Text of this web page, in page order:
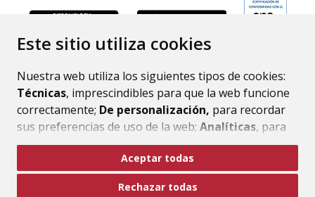
Este sitio utiliza cookies
Nuestra web utiliza los siguientes tipos de cookies:
Técnicas, imprescindibles para que la web funcione
correctamente; De personalización, para recordar
sus preferencias de uso de la web; Analíticas, para
mejorar el funcionamiento de la web y sus servicios.
Si acepta pulsando el botón“Aceptar todas”
consideramos que acepta su uso. Si pulsa el botón
Aceptar todas
Rechazar todas